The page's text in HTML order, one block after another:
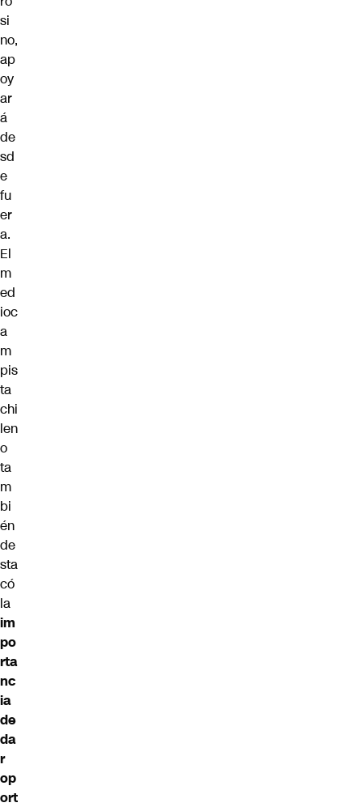
si
no,
ap
oy
ar
á
de
sd
e
fu
er
a.
El
m
ed
ioc
a
m
pis
ta
chi
len
o
ta
m
bi
én
de
sta
có
la
im
po
rta
nc
ia
de
da
r
op
ort